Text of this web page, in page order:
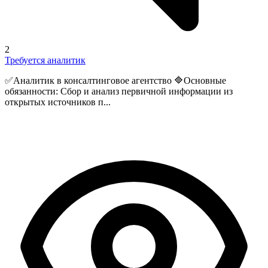
2
Требуется аналитик
✅Аналитик в консалтинговое агентство 🔷Основные
обязанности: Сбор и анализ первичной информации из
открытых источников п...